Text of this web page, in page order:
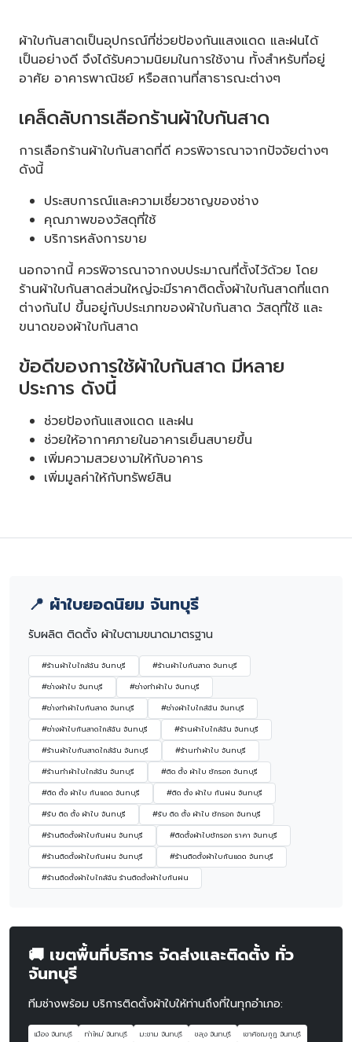
ผ้าใบกันสาดเป็นอุปกรณ์ที่ช่วยป้องกันแสงแดด และฝนได้
เป็นอย่างดี จึงได้รับความนิยมในการใช้งาน ทั้งสำหรับที่อยู่
อาศัย อาคารพาณิชย์ หรือสถานที่สาธารณะต่างๆ
เคล็ดลับการเลือกร้านผ้าใบกันสาด
การเลือกร้านผ้าใบกันสาดที่ดี ควรพิจารณาจากปัจจัยต่างๆ
ดังนี้
ประสบการณ์และความเชี่ยวชาญของช่าง
คุณภาพของวัสดุที่ใช้
บริการหลังการขาย
นอกจากนี้ ควรพิจารณาจากงบประมาณที่ตั้งไว้ด้วย โดย
ร้านผ้าใบกันสาดส่วนใหญ่จะมีราคาติดตั้งผ้าใบกันสาดที่แตก
ต่างกันไป ขึ้นอยู่กับประเภทของผ้าใบกันสาด วัสดุที่ใช้ และ
ขนาดของผ้าใบกันสาด
ข้อดีของการใช้ผ้าใบกันสาด มีหลาย
ประการ ดังนี้
ช่วยป้องกันแสงแดด และฝน
ช่วยให้อากาศภายในอาคารเย็นสบายขึ้น
เพิ่มความสวยงามให้กับอาคาร
เพิ่มมูลค่าให้กับทรัพย์สิน
📍 ผ้าใบยอดนิยม จันทบุรี
รับผลิต ติดตั้ง ผ้าใบตามขนาดมาตรฐาน
#ร้านผ้าใบใกล้ฉัน จันทบุรี
#ร้านผ้าใบกันสาด จันทบุรี
#ช่างผ้าใบ จันทบุรี
#ช่างทำผ้าใบ จันทบุรี
#ช่างทำผ้าใบกันสาด จันทบุรี
#ช่างผ้าใบใกล้ฉัน จันทบุรี
#ช่างผ้าใบกันสาดใกล้ฉัน จันทบุรี
#ร้านผ้าใบใกล้ฉัน จันทบุรี
#ร้านผ้าใบกันสาดใกล้ฉัน จันทบุรี
#ร้านทำผ้าใบ จันทบุรี
#ร้านทำผ้าใบใกล้ฉัน จันทบุรี
#ติด ตั้ง ผ้าใบ ชักรอก จันทบุรี
#ติด ตั้ง ผ้าใบ กันแดด จันทบุรี
#ติด ตั้ง ผ้าใบ กันฝน จันทบุรี
#รับ ติด ตั้ง ผ้าใบ จันทบุรี
#รับ ติด ตั้ง ผ้าใบ ชักรอก จันทบุรี
#ร้านติดตั้งผ้าใบกันฝน จันทบุรี
#ติดตั้งผ้าใบชักรอก ราคา จันทบุรี
#ร้านติดตั้งผ้าใบกันฝน จันทบุรี
#ร้านติดตั้งผ้าใบกันแดด จันทบุรี
#ร้านติดตั้งผ้าใบใกล้ฉัน ร้านติดตั้งผ้าใบกันฝน
🚚 เขตพื้นที่บริการ จัดส่งและติดตั้ง ทั่ว
จันทบุรี
ทีมช่างพร้อม บริการติดตั้งผ้าใบให้ท่านถึงที่ในทุกอำเภอ:
เมือง จันทบุรี ท่าใหม่ จันทบุรี มะขาม จันทบุรี ขลุง จันทบุรี
เขาคิชฌกูฏ จันทบุรี